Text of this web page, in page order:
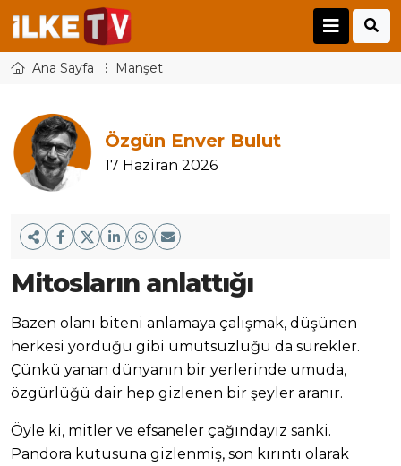
Ana Sayfa Manşet
Özgün Enver Bulut
17 Haziran 2026
Mitosların anlattığı
Bazen olanı biteni anlamaya çalışmak, düşünen
herkesi yorduğu gibi umutsuzluğu da sürekler.
Çünkü yanan dünyanın bir yerlerinde umuda,
özgürlüğü dair hep gizlenen bir şeyler aranır.
Öyle ki, mitler ve efsaneler çağındayız sanki.
Pandora kutusuna gizlenmiş, son kırıntı olarak